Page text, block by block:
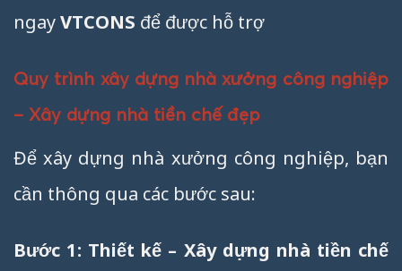
ngayVTCONS để được hỗ trợ
Quy trình xây dựng nhà xưởng công nghiệp
– Xây dựng nhà tiền chế đẹp
Để xây dựng nhà xưởng công nghiệp, bạn
cần thông qua các bước sau:
Bước 1: Thiết kế – Xây dựng nhà tiền chế